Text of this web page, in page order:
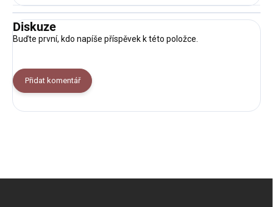
Diskuze
Buďte první, kdo napíše příspěvek k této položce.
Přidat komentář